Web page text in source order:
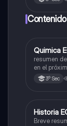
Química
Quimica
resumen
en el
zona3º Sec
Historia
Historia
Breve